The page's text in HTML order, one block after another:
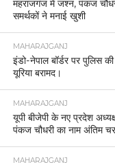
महराजगंज में जश्न, पंकज
समर्थकों ने मनाई खुशी
MAHARAJGANJ
इंडो-नेपाल बॉर्डर पर पुलिस की
यूरिया बरामद।
MAHARAJGANJ
यूपी बीजेपी के नए प्रदेश
पंकज चौधरी का नाम अंतिम
MAHARAJGANJ